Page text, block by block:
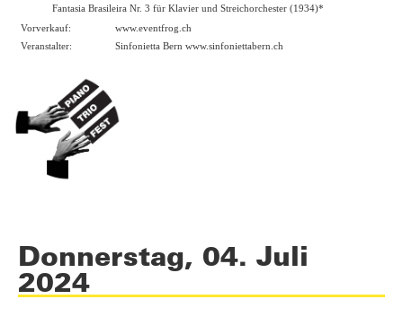
Fantasia Brasileira Nr. 3 für Klavier und Streichorchester (1934)*
Vorverkauf:
www.eventfrog.ch
Veranstalter:
Sinfonietta Bern www.sinfoniettabern.ch
Donnerstag, 04. Juli
2024